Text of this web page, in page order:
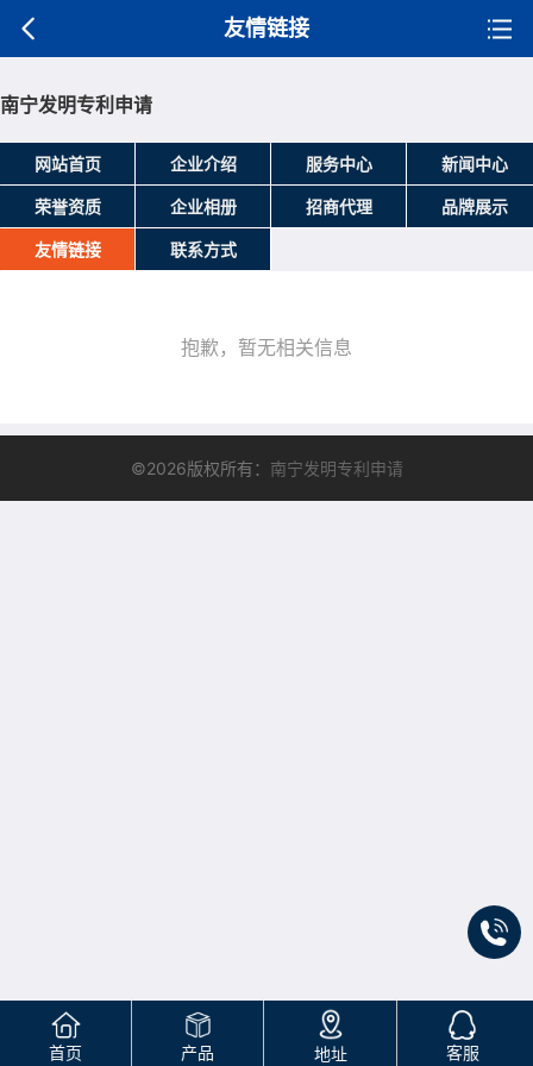
友情链接
南宁发明专利申请
网站首页 企业介绍 服务中心 新闻中心
荣誉资质 企业相册 招商代理 品牌展示
友情链接 联系方式
抱歉，暂无相关信息
©2026版权所有： 南宁发明专利申请
首页 产品 地址 客服